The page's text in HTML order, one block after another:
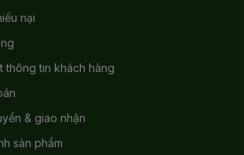
nại
thông tin khách hàng
& giao nhận
sản phẩm